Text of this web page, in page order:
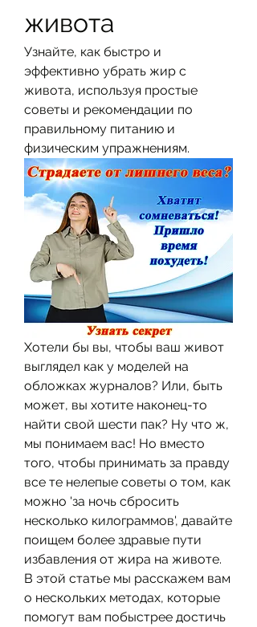
живота
Узнайте, как быстро и
эффективно убрать жир с
живота, используя простые
советы и рекомендации по
правильному питанию и
физическим упражнениям.
Хотели бы вы, чтобы ваш живот
выглядел как у моделей на
обложках журналов? Или, быть
может, вы хотите наконец-то
найти свой шести пак? Ну что ж,
мы понимаем вас! Но вместо
того, чтобы принимать за правду
все те нелепые советы о том, как
можно 'за ночь сбросить
несколько килограммов', давайте
поищем более здравые пути
избавления от жира на животе.
В этой статье мы расскажем вам
о нескольких методах, которые
помогут вам побыстрее достичь